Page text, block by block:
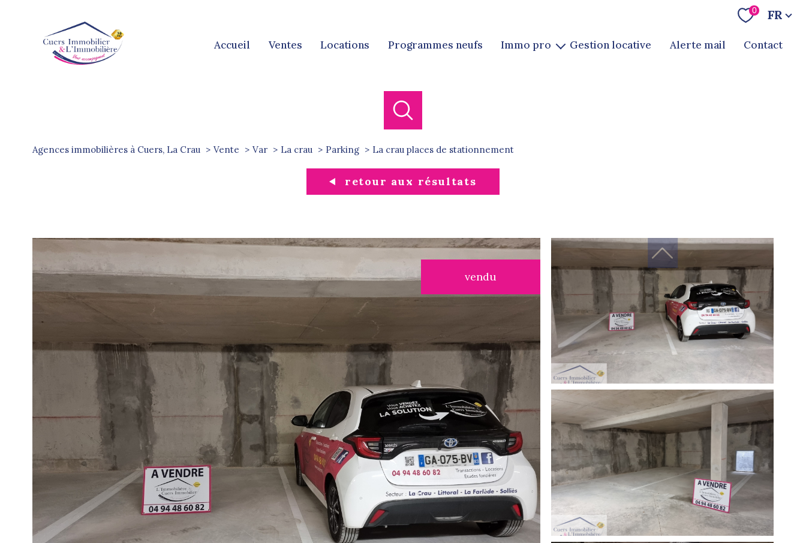
0 Langue
FR
accueil ventes locations programmes neufs immo pro gestion locative alerte mail contact
Agences immobilières à Cuers, La Crau Vente Var La crau Parking la crau places de stationnement
retour aux résultats
vendu